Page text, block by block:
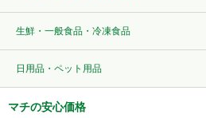
生鮮・一般食品・冷凍食品
日用品・ペット用品
マチの安心価格